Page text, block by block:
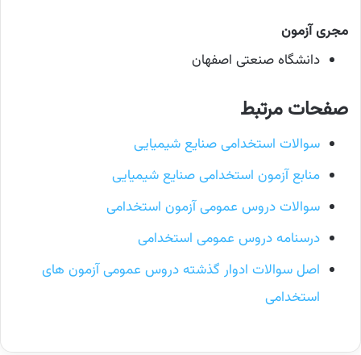
مجری آزمون
دانشگاه صنعتی اصفهان
صفحات مرتبط
سوالات استخدامی صنایع شیمیایی
منابع آزمون استخدامی صنایع شیمیایی
سوالات دروس عمومی آزمون استخدامی
درسنامه دروس عمومی استخدامی
اصل سوالات ادوار گذشته دروس عمومی آزمون های
استخدامی